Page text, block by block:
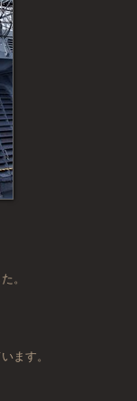
。
ます。